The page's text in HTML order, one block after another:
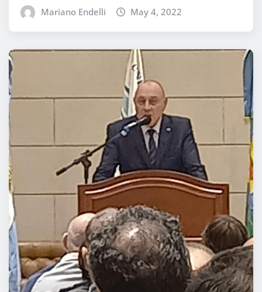
Mariano Endelli May 4, 2022